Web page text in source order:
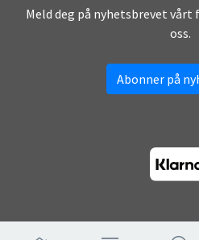
Meld deg på nyhetsbrevet
oss.
Abonner på